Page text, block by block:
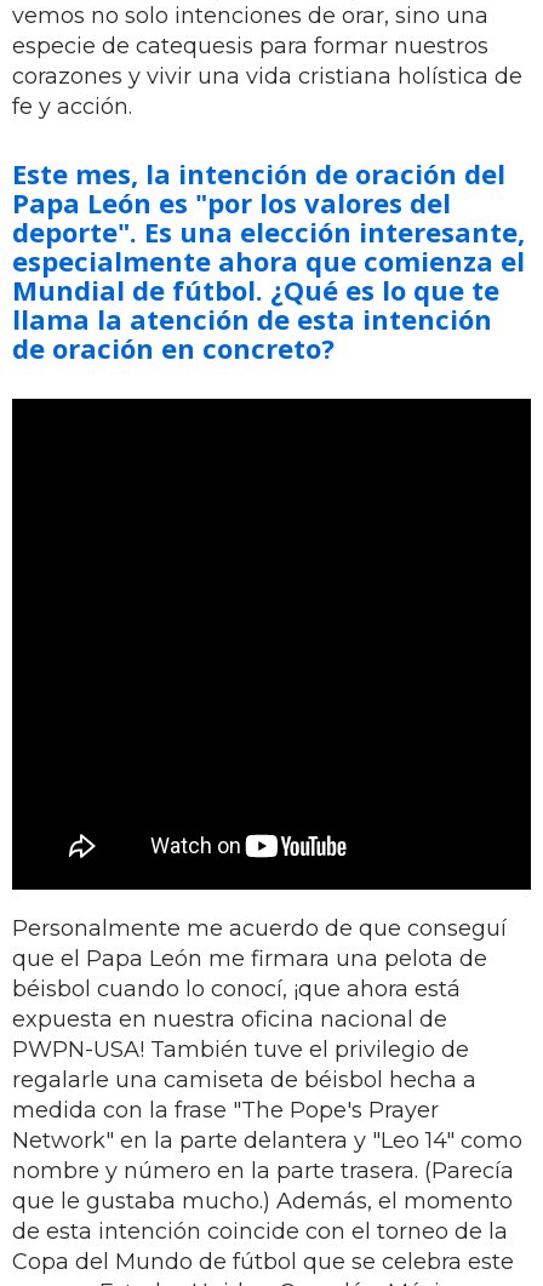
vemos no solo intenciones de orar, sino una
especie de catequesis para formar nuestros
corazones y vivir una vida cristiana holística de
fe y acción.
Este mes, la intención de oración del
Papa León es "por los valores del
deporte". Es una elección interesante,
especialmente ahora que comienza el
Mundial de fútbol. ¿Qué es lo que te
llama la atención de esta intención
de oración en concreto?
Personalmente me acuerdo de que conseguí
que el Papa León me firmara una pelota de
béisbol cuando lo conocí, ¡que ahora está
expuesta en nuestra oficina nacional de
PWPN-USA! También tuve el privilegio de
regalarle una camiseta de béisbol hecha a
medida con la frase "The Pope's Prayer
Network" en la parte delantera y "Leo 14" como
nombre y número en la parte trasera. (Parecía
que le gustaba mucho.) Además, el momento
de esta intención coincide con el torneo de la
Copa del Mundo de fútbol que se celebra este